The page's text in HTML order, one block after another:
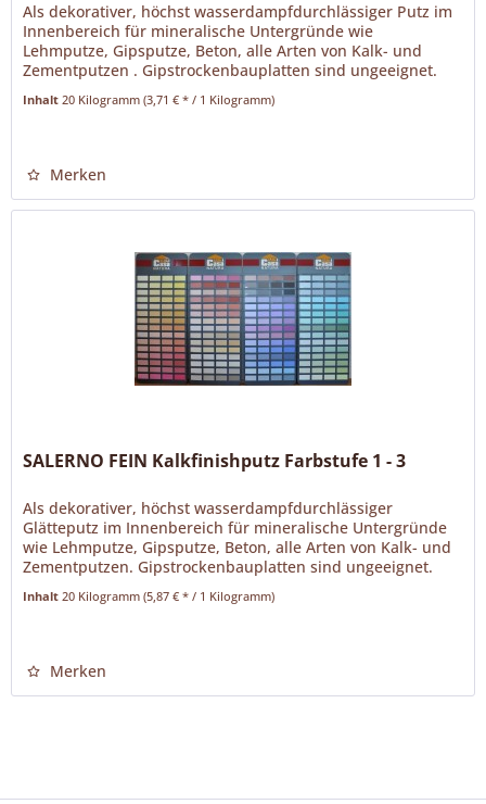
Als dekorativer, höchst wasserdampfdurchlässiger Putz im
Innenbereich für mineralische Untergründe wie
Lehmputze, Gipsputze, Beton, alle Arten von Kalk- und
Zementputzen . Gipstrockenbauplatten sind ungeeignet.
SALERNO ANTIK ist ein...
Inhalt20 Kilogramm(3,71 € * / 1 Kilogramm)
Merken
SALERNO FEIN Kalkfinishputz Farbstufe 1 - 3
Als dekorativer, höchst wasserdampfdurchlässiger
Glätteputz im Innenbereich für mineralische Untergründe
wie Lehmputze, Gipsputze, Beton, alle Arten von Kalk- und
Zementputzen. Gipstrockenbauplatten sind ungeeignet.
Inhalt 20 Kilogramm(5,87 € * / 1 Kilogramm)
Merken